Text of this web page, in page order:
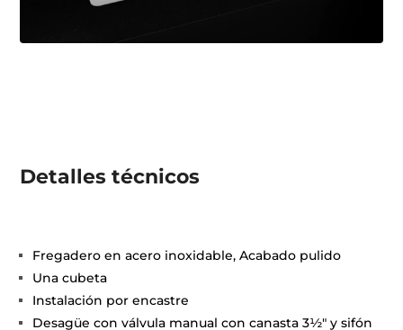
Detalles técnicos
Fregadero en acero inoxidable, Acabado pulido
Una cubeta
Instalación por encastre
Desagüe con válvula manual con canasta 3½" y sifón